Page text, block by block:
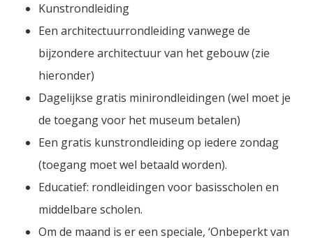
Kunstrondleiding
Een architectuurrondleiding vanwege de
bijzondere architectuur van het gebouw (zie
hieronder)
Dagelijkse gratis minirondleidingen (wel moet je
de toegang voor het museum betalen)
Een gratis kunstrondleiding op iedere zondag
(toegang moet wel betaald worden).
Educatief: rondleidingen voor basisscholen en
middelbare scholen.
Om de maand is er een speciale, ‘Onbeperkt van